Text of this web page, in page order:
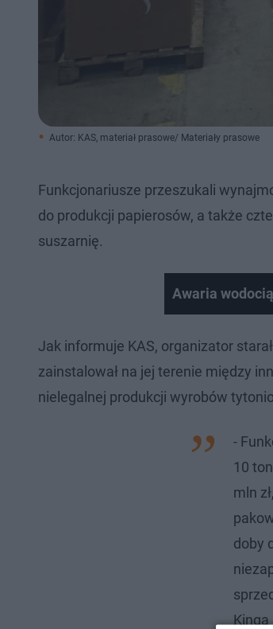
Autor: KAS, materiał prasowe/ Materiały prasowe
Funkcjonariusze przeszukali
do produkcji papierosów, a także
suszarnię.
Awaria
Jak informuje KAS, organizator
zainstalował na jej terenie między
nielegalnej produkcji wyrobów
-
10
mln
doby